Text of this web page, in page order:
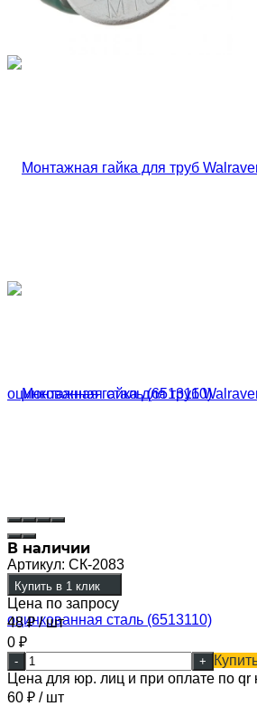
В наличии
Артикул: СК-2083
Купить в 1 клик
Цена по запросу
48₽/ шт
0 ₽
- +
Цена для юр. лиц и при оплате по qr
60 ₽ / шт